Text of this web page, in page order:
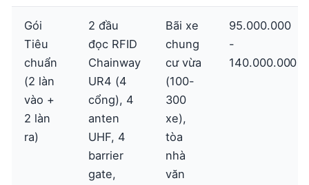
Gói
Tiêu
chuẩn
(2 làn
vào +
2 làn
ra)
2 đầu
đọc RFID
Chainway
UR4 (4
cổng), 4
anten
UHF, 4
barrier
gate,
Bãi xe
chung
cư vừa
(100-
300
xe),
tòa
nhà
văn
95.000.000
-
140.000.000